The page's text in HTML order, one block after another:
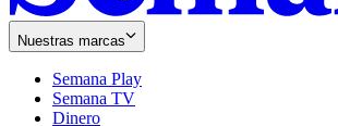
Nuestras marcas
Semana Play
Semana TV
Dinero